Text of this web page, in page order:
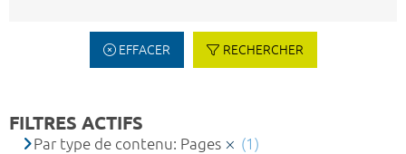
EFFACER RECHERCHER
FILTRES ACTIFS
Par type de contenu: Pages
(1)